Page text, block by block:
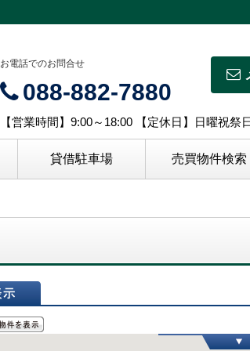
お電話でのお問合せ
088-882-7880
【営業時間】9:00～18:00 【定休日】日曜祝祭
貸借駐車場 売買物件検索